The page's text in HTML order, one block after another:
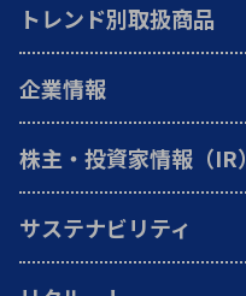
トレンド別取扱商品
企業情報
株主・投資家情報（IR）
サステナビリティ